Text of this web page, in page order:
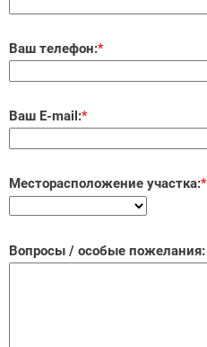
Ваш телефон:*
Ваш E-mail:*
Месторасположение участка:*
Вопросы / особые пожелания: